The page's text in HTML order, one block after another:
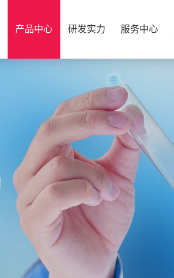
产品中心 研发实力 服务中心